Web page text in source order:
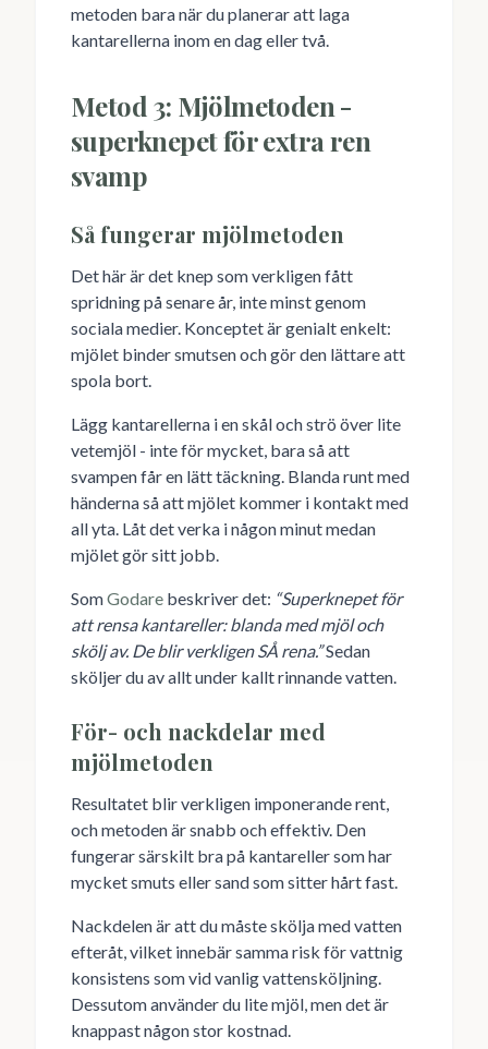
metoden bara när du planerar att laga
kantarellerna inom en dag eller två.
Metod 3: Mjölmetoden -
superknepet för extra ren
svamp
Så fungerar mjölmetoden
Det här är det knep som verkligen fått
spridning på senare år, inte minst genom
sociala medier. Konceptet är genialt enkelt:
mjölet binder smutsen och gör den lättare att
spola bort.
Lägg kantarellerna i en skål och strö över lite
vetemjöl - inte för mycket, bara så att
svampen får en lätt täckning. Blanda runt med
händerna så att mjölet kommer i kontakt med
all yta. Låt det verka i någon minut medan
mjölet gör sitt jobb.
SomGodare beskriver det: “Superknepet för
att rensa kantareller: blanda med mjöl och
skölj av. De blir verkligen SÅ rena.”Sedan
sköljer du av allt under kallt rinnande vatten.
För- och nackdelar med
mjölmetoden
Resultatet blir verkligen imponerande rent,
och metoden är snabb och effektiv. Den
fungerar särskilt bra på kantareller som har
mycket smuts eller sand som sitter hårt fast.
Nackdelen är att du måste skölja med vatten
efteråt, vilket innebär samma risk för vattnig
konsistens som vid vanlig vattensköljning.
Dessutom använder du lite mjöl, men det är
knappast någon stor kostnad.